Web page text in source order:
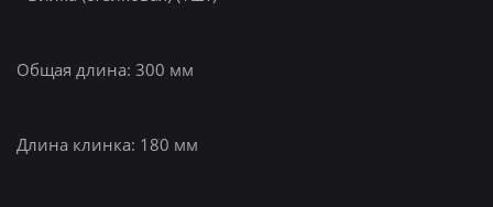
Общая длина: 300 мм
Длина клинка: 180 мм